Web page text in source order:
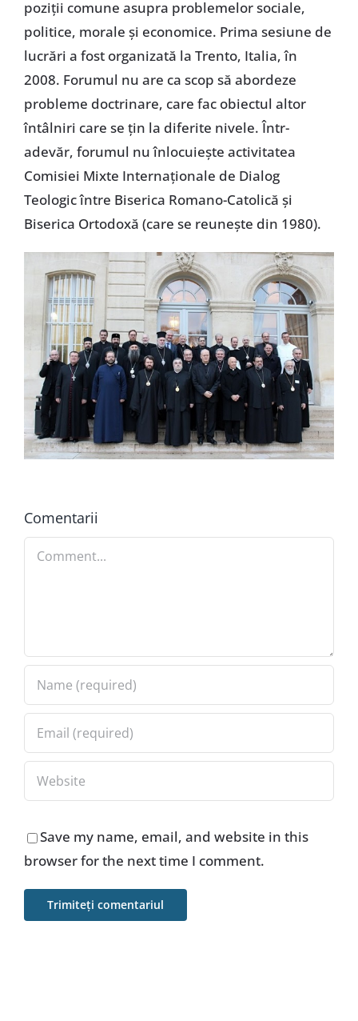
poziții comune asupra problemelor sociale,
politice, morale și economice. Prima sesiune de
lucrări a fost organizată la Trento, Italia, în
2008. Forumul nu are ca scop să abordeze
probleme doctrinare, care fac obiectul altor
întâlniri care se țin la diferite nivele. Într-
adevăr, forumul nu înlocuiește activitatea
Comisiei Mixte Internaționale de Dialog
Teologic între Biserica Romano-Catolică și
Biserica Ortodoxă (care se reunește din 1980).
Comentarii
Comment
Save my name, email, and website in this
browser for the next time I comment.